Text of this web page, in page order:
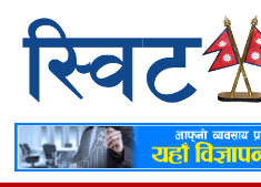
समाचार
स्थानीय
मनोरञ्जन